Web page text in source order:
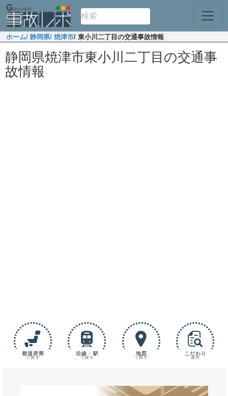
ホーム/ 静岡県/ 焼津市/ 東小川二丁目の交通事故情報
静岡県焼津市東小川二丁目の交通事
故情報
都道府県
で探す
沿線・駅
で探す
地図
で探す
こだわり
条件